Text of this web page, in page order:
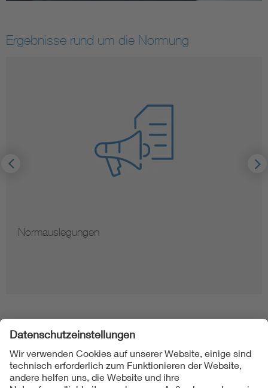
Ergebnisse rund um die Normung
Normauslegungen
Folgen Sie uns